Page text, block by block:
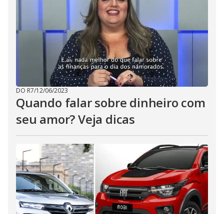
DO R7/12/06/2023
Quando falar sobre dinheiro com
seu amor? Veja dicas